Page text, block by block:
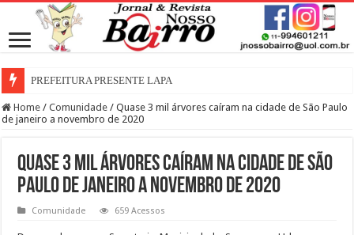
PREFEITURA PRESENTE LAPA
Home / Comunidade / Quase 3 mil árvores caíram na cidade de São Paulo
de janeiro a novembro de 2020
Quase 3 mil árvores caíram na cidade de São
Paulo de janeiro a novembro de 2020
Comunidade 659 Acessos